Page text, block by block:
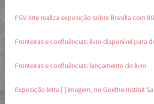
FGV Arte realiza exposição sobre Brasília com
Fronteiras e confluências: livro disponível para
Fronteiras e confluências: lançamento do livro
Exposição letra [ ] imagem, no Goethe-Institut